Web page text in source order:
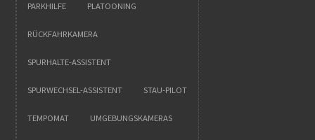
PARKHILFE PLATOONING
RÜCKFAHRKAMERA
SPURHALTE-ASSISTENT
SPURWECHSEL-ASSISTENT STAU-PILOT
TEMPOMAT UMGEBUNGSKAMERAS